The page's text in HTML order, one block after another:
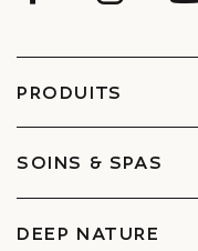
PRODUITS
Visage
Corps
Coffrets
SOINS & SPAS
Réserver un soin
Trouver un Spa
DEEP NATURE